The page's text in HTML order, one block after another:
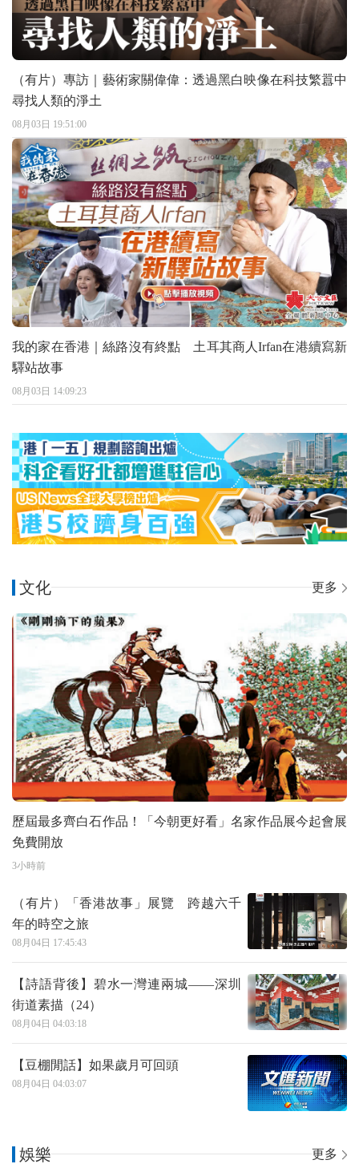
（有片）專訪｜藝術家關偉偉：透過黑白映像在科技繁囂中
尋找人類的淨土
08月03日 19:51:00
我的家在香港｜絲路沒有終點 土耳其商人Irfan在港續寫新
驛站故事
08月03日 14:09:23
文化 更多
歷屆最多齊白石作品！「今朝更好看」名家作品展今起會展
免費開放
3小時前
（有片）「香港故事」展覽 跨越六千
年的時空之旅
08月04日 17:45:43
【詩語背後】碧水一灣連兩城——深圳
街道素描（24）
08月04日 04:03:18
【豆棚閒話】如果歲月可回頭
08月04日 04:03:07
娛樂 更多